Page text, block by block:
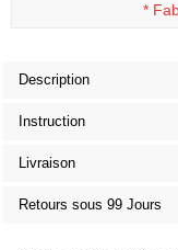
*
Description
Instruction
Livraison
Retours sous 99 Jours